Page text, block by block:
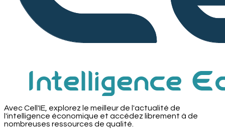
Avec Cell'IE, explorez le meilleur de l'actualité de
l'intelligence économique et accédez librement à de
nombreuses ressources de qualité.